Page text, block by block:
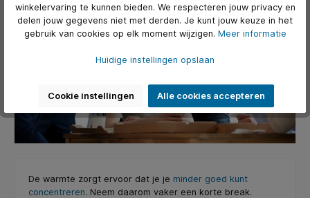
De warmte zorgt ervoor dat je je minder goed kunt
concentreren. Neem daarom vaker een korte break.
winkelervaring te kunnen bieden. We respecteren jouw privacy en
delen jouw gegevens niet met derden. Je kunt jouw keuze in het
gebruik van cookies op elk moment wijzigen. Meer informatie
Huidige instellingen opslaan
Cookie instellingen Alle cookies accepteren